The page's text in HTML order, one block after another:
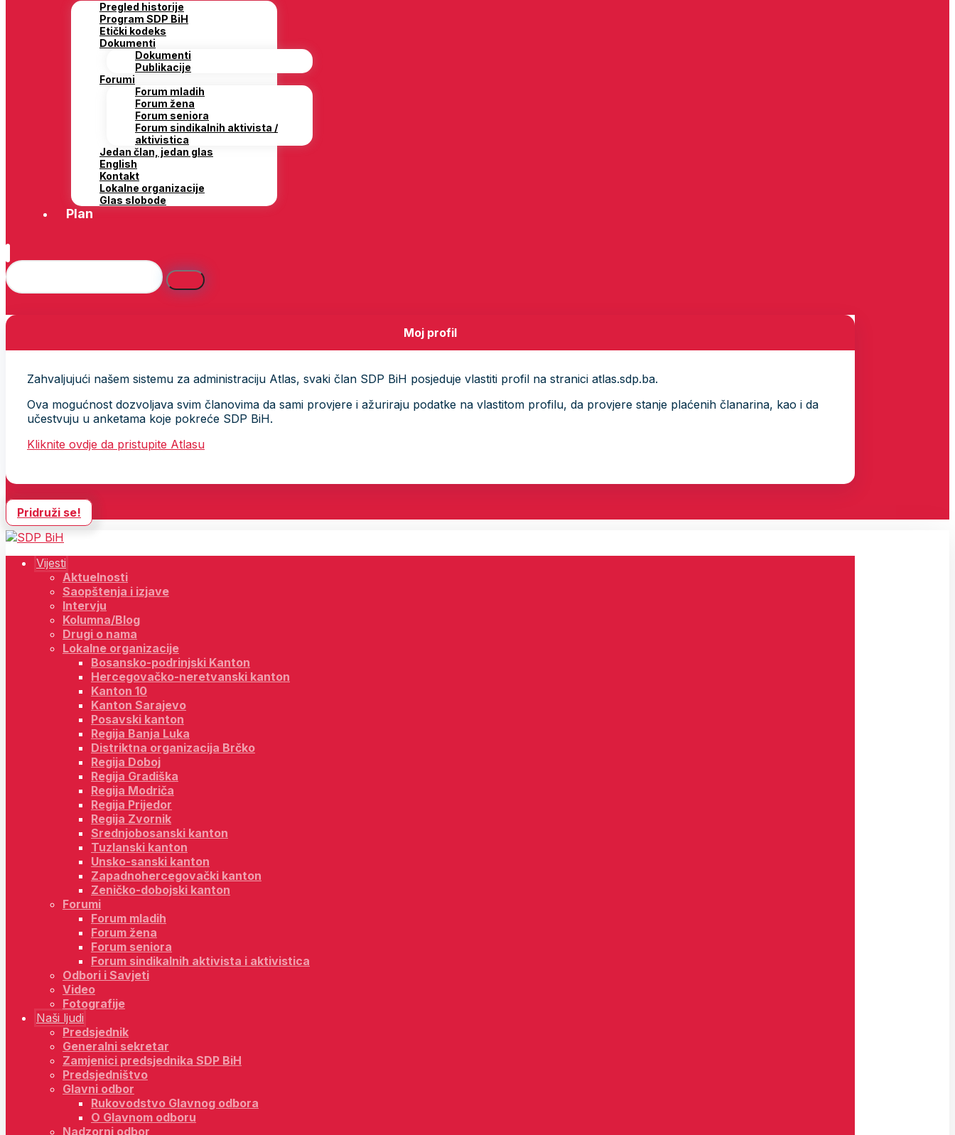
Pregled historije
Program SDP BiH
Etički kodeks
Dokumenti
Dokumenti
Publikacije
Forumi
Forum mladih
Forum žena
Forum seniora
Forum sindikalnih aktivista /
aktivistica
Jedan član, jedan glas
English
Kontakt
Lokalne organizacije
Glas slobode
Plan
Moj profil
Zahvaljujući našem sistemu za administraciju Atlas, svaki član SDP BiH posjeduje vlastiti profil na stranici atlas.sdp.ba.
Ova mogućnost dozvoljava svim članovima da sami provjere i ažuriraju podatke na vlastitom profilu, da provjere stanje plaćenih članarina, kao i da
učestvuju u anketama koje pokreće SDP BiH.
Kliknite ovdje da pristupite Atlasu
Pridruži se!
Vijesti
Aktuelnosti
Saopštenja i izjave
Intervju
Kolumna/Blog
Drugi o nama
Lokalne organizacije
Bosansko-podrinjski Kanton
Hercegovačko-neretvanski kanton
Kanton 10
Kanton Sarajevo
Posavski kanton
Regija Banja Luka
Distriktna organizacija Brčko
Regija Doboj
Regija Gradiška
Regija Modriča
Regija Prijedor
Regija Zvornik
Srednjobosanski kanton
Tuzlanski kanton
Unsko-sanski kanton
Zapadnohercegovački kanton
Zeničko-dobojski kanton
Forumi
Forum mladih
Forum žena
Forum seniora
Forum sindikalnih aktivista i aktivistica
Odbori i Savjeti
Video
Fotografije
Naši ljudi
Predsjednik
Generalni sekretar
Zamjenici predsjednika SDP BiH
Predsjedništvo
Glavni odbor
Rukovodstvo Glavnog odbora
O Glavnom odboru
Nadzorni odbor